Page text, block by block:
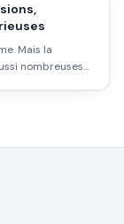
Mais la
nombreuses